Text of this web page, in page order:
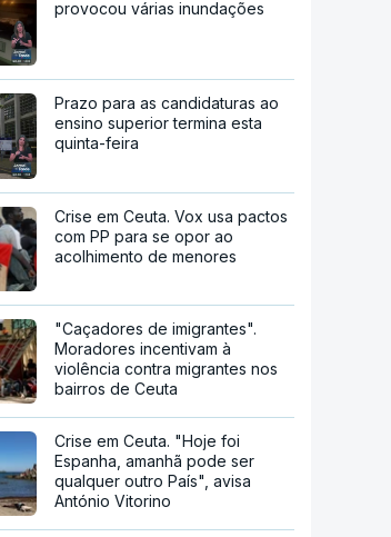
provocou várias inundações
Prazo para as candidaturas ao
ensino superior termina esta
quinta-feira
Crise em Ceuta. Vox usa pactos
com PP para se opor ao
acolhimento de menores
"Caçadores de imigrantes".
Moradores incentivam à
violência contra migrantes nos
bairros de Ceuta
Crise em Ceuta. "Hoje foi
Espanha, amanhã pode ser
qualquer outro País", avisa
António Vitorino